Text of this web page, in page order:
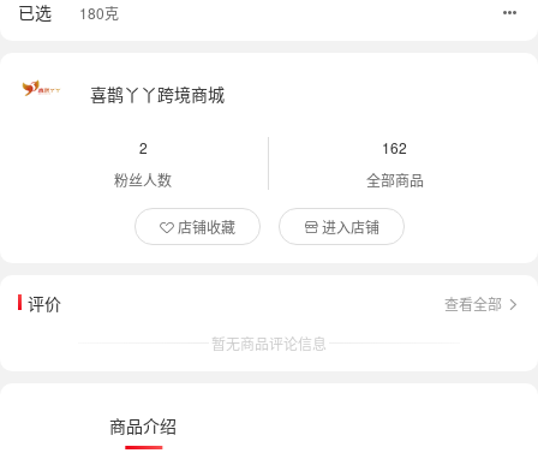
已选 180克
喜鹊丫丫跨境商城
2
粉丝人数
162
全部商品
店铺收藏 进入店铺
评价
查看全部
暂无商品评论信息
商品介绍